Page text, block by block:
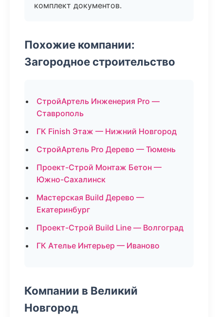
комплект документов.
Похожие компании:
Загородное строительство
СтройАртель Инженерия Pro —
Ставрополь
ГК Finish Этаж — Нижний Новгород
СтройАртель Pro Дерево — Тюмень
Проект-Строй Монтаж Бетон —
Южно-Сахалинск
Мастерская Build Дерево —
Екатеринбург
Проект-Строй Build Line — Волгоград
ГК Ателье Интерьер — Иваново
Компании в Великий
Новгород